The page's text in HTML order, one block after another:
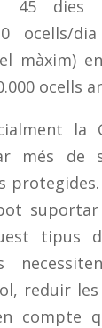
45 dies
ocells/dia
màxim)
ocells
la
més de
suportar
tipus
reduir
compte